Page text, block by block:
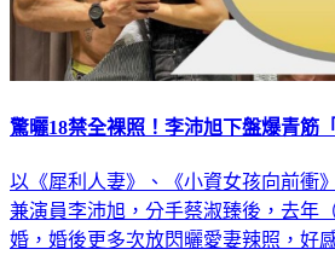
驚曬18禁全裸照！李沛旭下盤爆青筋
以《犀利人妻》、《小資女孩向前衝
兼演員李沛旭，分手蔡淑臻後，去年
婚，婚後更多次放閃曬愛妻辣照，好